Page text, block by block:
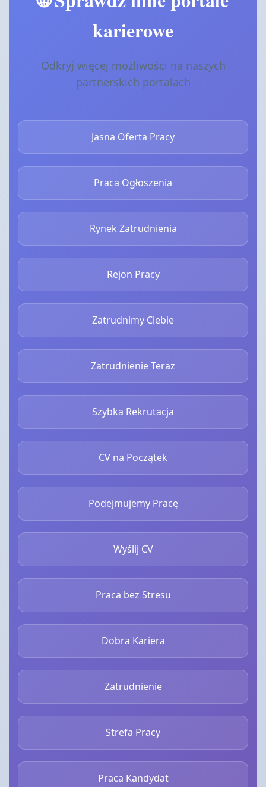
karierowe
Odkryj więcej możliwości na naszych
partnerskich portalach
Jasna Oferta Pracy
Praca Ogłoszenia
Rynek Zatrudnienia
Rejon Pracy
Zatrudnimy Ciebie
Zatrudnienie Teraz
Szybka Rekrutacja
CV na Początek
Podejmujemy Pracę
Wyślij CV
Praca bez Stresu
Dobra Kariera
Zatrudnienie
Strefa Pracy
Praca Kandydat